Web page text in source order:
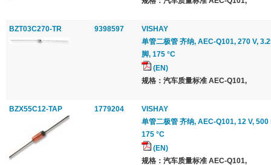
BZT03C270-TR 9398597
VISHAY
单管二极管 齐纳, AEC-Q101, 270 V,
脚, 175 °C
(EN)
规格：汽车质量标准 AEC-Q101,
BZX55C12-TAP 1779204
VISHAY
单管二极管 齐纳, AEC-Q101, 12 V,
175 °C
(EN)
规格：汽车质量标准 AEC-Q101,